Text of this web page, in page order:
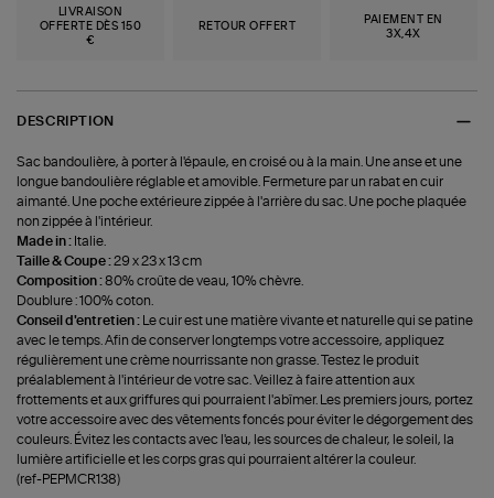
LIVRAISON
OFFERTE DÈS 150
€
RETOUR OFFERT
PAIEMENT EN
3X,4X
DESCRIPTION
Sac bandoulière, à porter à l'épaule, en croisé ou à la main. Une anse et une
longue bandoulière réglable et amovible. Fermeture par un rabat en cuir
aimanté. Une poche extérieure zippée à l'arrière du sac. Une poche plaquée
non zippée à l'intérieur.
Made in : Italie.
Taille & Coupe :29 x 23 x 13 cm
Composition :80% croûte de veau, 10% chèvre.
Doublure : 100% coton.
Conseil d'entretien :
Le cuir est une matière vivante et naturelle qui se patine
avec le temps. Afin de conserver longtemps votre accessoire, appliquez
régulièrement une crème nourrissante non grasse. Testez le produit
préalablement à l'intérieur de votre sac. Veillez à faire attention aux
frottements et aux griffures qui pourraient l'abîmer. Les premiers jours, portez
votre accessoire avec des vêtements foncés pour éviter le dégorgement des
couleurs. Évitez les contacts avec l'eau, les sources de chaleur, le soleil, la
lumière artificielle et les corps gras qui pourraient altérer la couleur.
(ref-PEPMCR138)